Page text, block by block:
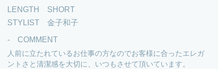
LENGTH SHORT
STYLIST 金子和子
- COMMENT
人前に立たれているお仕事の方なのでお客様に合ったエレガ
ントさと清潔感を大切に、いつもさせて頂いています。